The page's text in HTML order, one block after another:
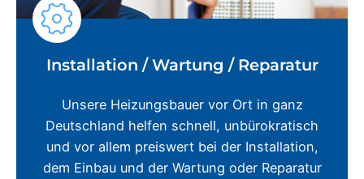
Installation / Wartung / Reparatur
Unsere Heizungsbauer vor Ort in ganz
Deutschland helfen schnell, unbürokratisch
und vor allem preiswert bei der Installation,
dem Einbau und der Wartung oder Reparatur